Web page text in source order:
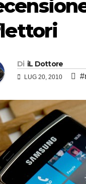
Di iL Dottore
LUG 20, 2010